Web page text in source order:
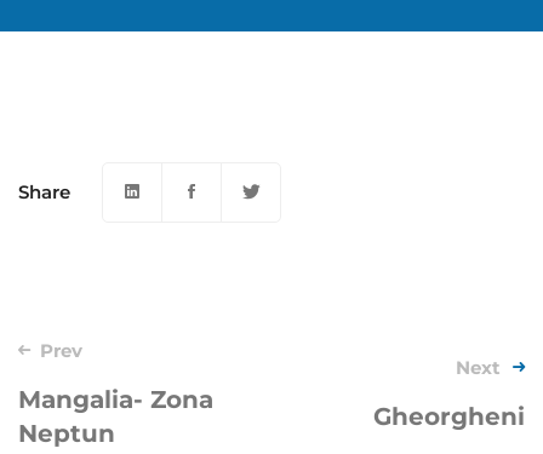
Share
Post
navigation
Prev
Mangalia- Zona
Neptun
Next
Gheorgheni